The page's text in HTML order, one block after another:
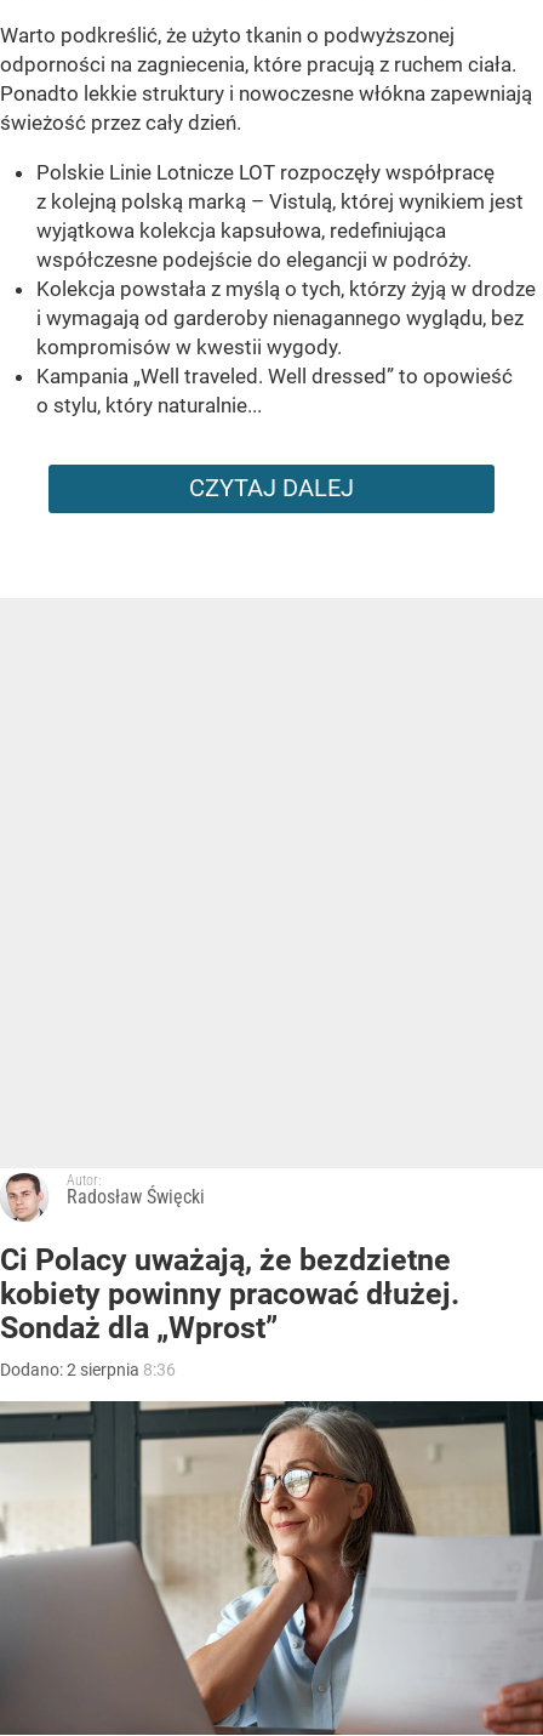
Warto podkreślić, że użyto tkanin o podwyższonej
odporności na zagniecenia, które pracują z ruchem ciała.
Ponadto lekkie struktury i nowoczesne włókna zapewniają
świeżość przez cały dzień.
Polskie Linie Lotnicze LOT rozpoczęły współpracę
z kolejną polską marką – Vistulą, której wynikiem jest
wyjątkowa kolekcja kapsułowa, redefiniująca
współczesne podejście do elegancji w podróży.
Kolekcja powstała z myślą o tych, którzy żyją w drodze
i wymagają od garderoby nienagannego wyglądu, bez
kompromisów w kwestii wygody.
Kampania „Well traveled. Well dressed” to opowieść
o stylu, który naturalnie...
CZYTAJ DALEJ
Autor:
Radosław Święcki
Ci Polacy uważają, że bezdzietne
kobiety powinny pracować dłużej.
Sondaż dla „Wprost”
Dodano:2 sierpnia 8:36